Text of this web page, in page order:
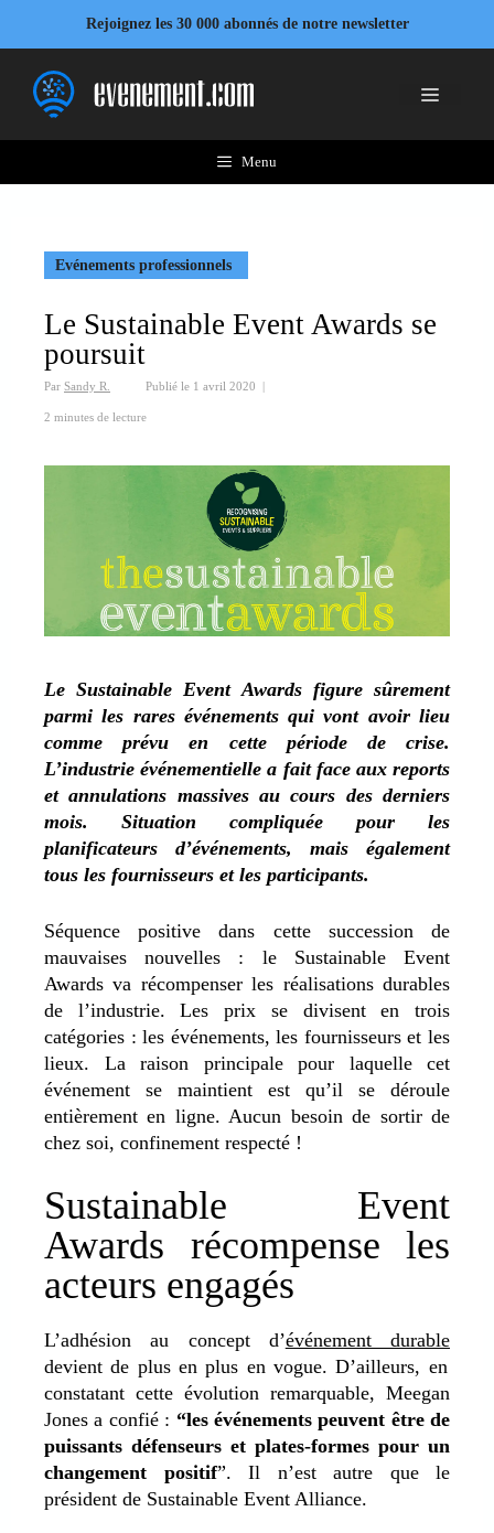
contenu
Rejoignez les 30 000 abonnés de notre newsletter
Menu
Menu
Evénements professionnels
Le Sustainable Event Awards se
poursuit
Par Sandy R. Publié le 1 avril 2020 |
2 minutes de lecture
Le Sustainable Event Awards figure sûrement
parmi les rares événements qui vont avoir lieu
comme prévu en cette période de crise.
L’industrie événementielle a fait face aux reports
et annulations massives au cours des derniers
mois. Situation compliquée pour les
planificateurs d’événements, mais également
tous les fournisseurs et les participants.
Séquence positive dans cette succession de
mauvaises nouvelles : le Sustainable Event
Awards va récompenser les réalisations durables
de l’industrie. Les prix se divisent en trois
catégories : les événements, les fournisseurs et les
lieux. La raison principale pour laquelle cet
événement se maintient est qu’il se déroule
entièrement en ligne. Aucun besoin de sortir de
chez soi, confinement respecté !
Sustainable Event
Awards récompense les
acteurs engagés
L’adhésion au concept d’événement durable
devient de plus en plus en vogue. D’ailleurs, en
constatant cette évolution remarquable, Meegan
Jones a confié : “les événements peuvent être de
puissants défenseurs et plates-formes pour un
changement positif”. Il n’est autre que le
président de Sustainable Event Alliance.